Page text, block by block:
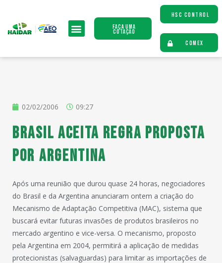
Faça uma
Cotação
HSC CONTROL
COMEX
02/02/2006 09:27
Brasil aceita regra proposta
por Argentina
Após uma reunião que durou quase 24 horas, negociadores
do Brasil e da Argentina anunciaram ontem a criação do
Mecanismo de Adaptação Competitiva (MAC), sistema que
buscará evitar futuras invasões de produtos brasileiros no
mercado argentino e vice-versa. O mecanismo, proposto
pela Argentina em 2004, permitirá a aplicação de medidas
protecionistas (salvaguardas) para limitar as importações de